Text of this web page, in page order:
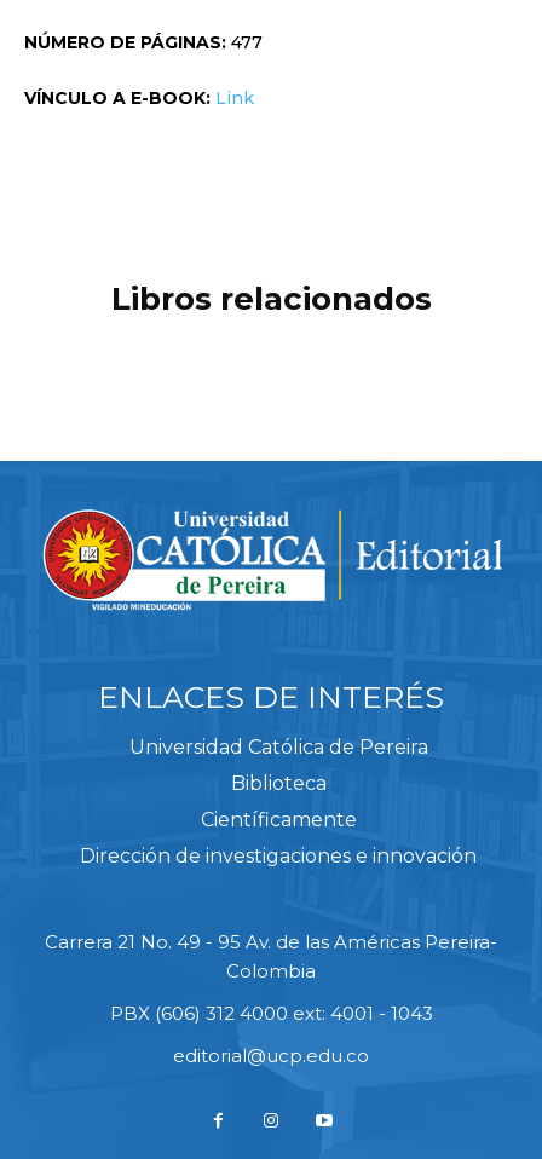
NÚMERO DE PÁGINAS: 477
VÍNCULO A E-BOOK: Link
Libros relacionados
ENLACES DE INTERÉS
Universidad Católica de Pereira
Biblioteca
Científicamente
Dirección de investigaciones e innovación
Carrera 21 No. 49 - 95 Av. de las Américas Pereira-
Colombia
PBX (606) 312 4000 ext: 4001 - 1043
editorial@ucp.edu.co